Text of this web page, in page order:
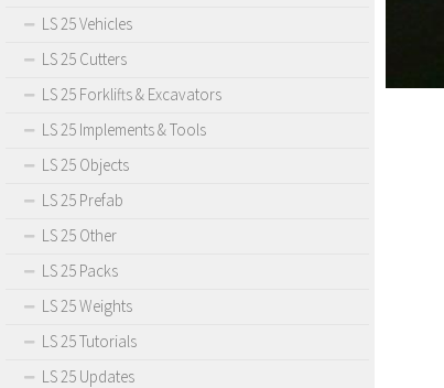
LS 25 Vehicles
LS 25 Cutters
LS 25 Forklifts & Excavators
LS 25 Implements & Tools
LS 25 Objects
LS 25 Prefab
LS 25 Other
LS 25 Packs
LS 25 Weights
LS 25 Tutorials
LS 25 Updates